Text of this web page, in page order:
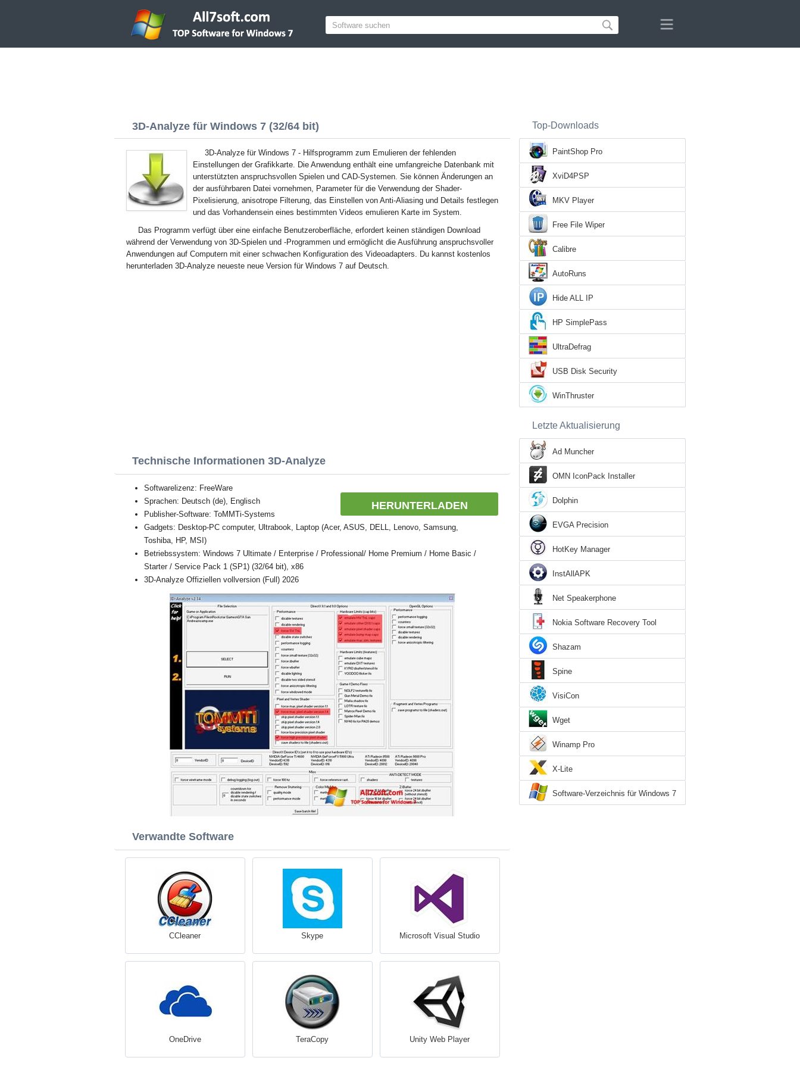
3D-Analyze für Windows 7 (32/64 bit)
3D-Analyze für Windows 7 - Hilfsprogramm zum Emulieren der fehlenden
Einstellungen der Grafikkarte. Die Anwendung enthält eine umfangreiche Datenbank mit
unterstützten anspruchsvollen Spielen und CAD-Systemen. Sie können Änderungen an
der ausführbaren Datei vornehmen, Parameter für die Verwendung der Shader-
Pixelisierung, anisotrope Filterung, das Einstellen von Anti-Aliasing und Details festlegen
und das Vorhandensein eines bestimmten Videos emulieren Karte im System.
Das Programm verfügt über eine einfache Benutzeroberfläche, erfordert keinen ständigen Download
während der Verwendung von 3D-Spielen und -Programmen und ermöglicht die Ausführung anspruchsvoller
Anwendungen auf Computern mit einer schwachen Konfiguration des Videoadapters. Du kannst kostenlos
herunterladen 3D-Analyze neueste neue Version für Windows 7 auf Deutsch.
Technische Informationen 3D-Analyze
HERUNTERLADEN
Softwarelizenz: FreeWare
Sprachen: Deutsch (de), Englisch
Publisher-Software: ToMMTi-Systems
Gadgets: Desktop-PC computer, Ultrabook, Laptop (Acer, ASUS, DELL, Lenovo, Samsung,
Toshiba, HP, MSI)
Betriebssystem: Windows 7 Ultimate / Enterprise / Professional/ Home Premium / Home Basic /
Starter / Service Pack 1 (SP1) (32/64 bit), x86
3D-Analyze Offiziellen vollversion (Full) 2026
Verwandte Software
CCleaner Skype Microsoft Visual Studio
OneDrive TeraCopy Unity Web Player
Top-Downloads
PaintShop Pro
XviD4PSP
MKV Player
Free File Wiper
Calibre
AutoRuns
Hide ALL IP
HP SimplePass
UltraDefrag
USB Disk Security
WinThruster
Letzte Aktualisierung
Ad Muncher
OMN IconPack Installer
Dolphin
EVGA Precision
HotKey Manager
InstAllAPK
Net Speakerphone
Nokia Software Recovery Tool
Shazam
Spine
VisiCon
Wget
Winamp Pro
X-Lite
Software-Verzeichnis für Windows 7